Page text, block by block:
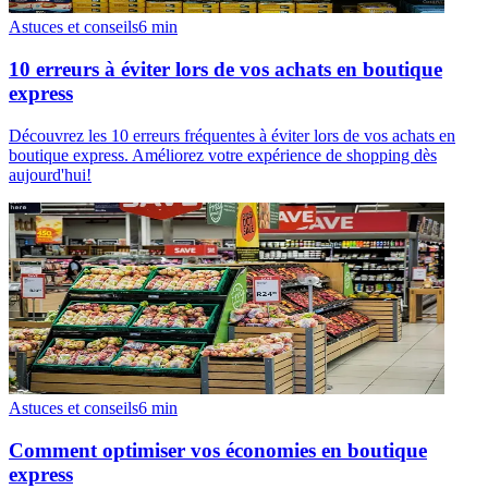
Astuces et conseils6 min
10 erreurs à éviter lors de vos achats en boutique
express
Découvrez les 10 erreurs fréquentes à éviter lors de vos achats en
boutique express. Améliorez votre expérience de shopping dès
aujourd'hui!
Astuces et conseils6 min
Comment optimiser vos économies en boutique
express